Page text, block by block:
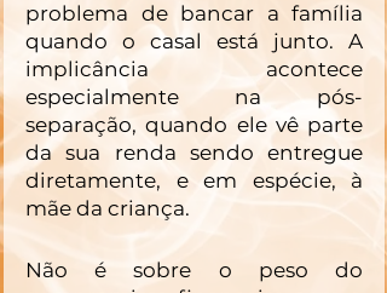
problema de bancar a família
quando o casal está junto. A
implicância acontece
especialmente na pós-
separação, quando ele vê parte
da sua renda sendo entregue
diretamente, e em espécie, à
mãe da criança.
Não é sobre o peso do